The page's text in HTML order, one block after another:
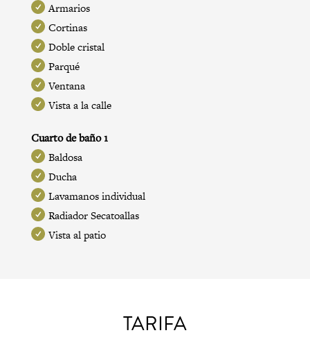
Armarios
Cortinas
Doble cristal
Parqué
Ventana
Vista a la calle
Cuarto de baño 1
Baldosa
Ducha
Lavamanos individual
Radiador Secatoallas
Vista al patio
TARIFA